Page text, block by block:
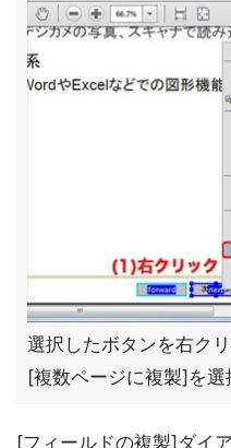
選択したボタンを右ク
[複数ページに複製]を選
[フィールドの複製]ダイ